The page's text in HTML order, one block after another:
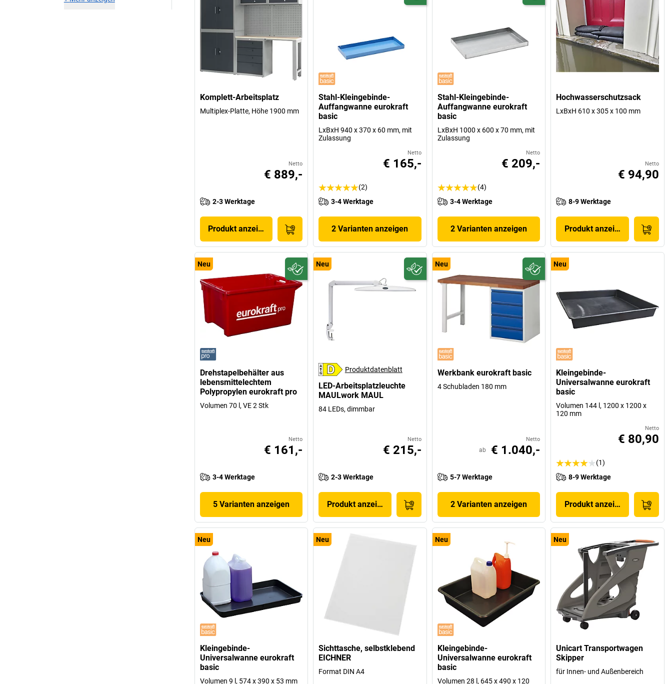
Komplett-Arbeitsplatz
Multiplex-Platte, Höhe 1900 mm
Netto
€ 889,-
2-3 Werktage
Produkt anzeigen
Stahl-Kleingebinde-
Auffangwanne eurokraft
basic
LxBxH 940 x 370 x 60 mm, mit
Zulassung
Netto
€ 165,-
(2)
3-4 Werktage
2 Varianten anzeigen
Stahl-Kleingebinde-
Auffangwanne eurokraft
basic
LxBxH 1000 x 600 x 70 mm, mit
Zulassung
Netto
€ 209,-
(4)
3-4 Werktage
2 Varianten anzeigen
Hochwasserschutzsack
LxBxH 610 x 305 x 100 mm
Netto
€ 94,90
8-9 Werktage
Produkt anzeigen
Neu
Drehstapelbehälter aus
lebensmittelechtem
Polypropylen eurokraft pro
Volumen 70 l, VE 2 Stk
Netto
€ 161,-
3-4 Werktage
5 Varianten anzeigen
Neu
Produktdatenblatt
LED-Arbeitsplatzleuchte
MAULwork MAUL
84 LEDs, dimmbar
Netto
€ 215,-
2-3 Werktage
Produkt anzeigen
Neu
Werkbank eurokraft basic
4 Schubladen 180 mm
Netto
ab € 1.040,-
5-7 Werktage
2 Varianten anzeigen
Neu
Kleingebinde-
Universalwanne eurokraft
basic
Volumen 144 l, 1200 x 1200 x
120 mm
Netto
€ 80,90
(1)
8-9 Werktage
Produkt anzeigen
Neu
Kleingebinde-
Universalwanne eurokraft
basic
Volumen 9 l, 574 x 390 x 53 mm
Neu
Sichttasche, selbstklebend
EICHNER
Format DIN A4
Neu
Kleingebinde-
Universalwanne eurokraft
basic
Volumen 28 l, 645 x 490 x 120
Neu
Unicart Transportwagen
Skipper
für Innen- und Außenbereich